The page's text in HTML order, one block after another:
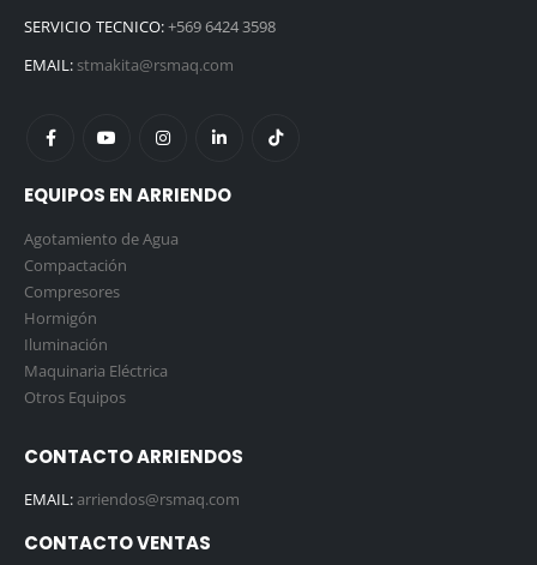
SERVICIO TECNICO:+569 6424 3598
EMAIL: stmakita@rsmaq.com
EQUIPOS EN ARRIENDO
Agotamiento de Agua
Compactación
Compresores
Hormigón
Iluminación
Maquinaria Eléctrica
Otros Equipos
CONTACTO ARRIENDOS
EMAIL:arriendos@rsmaq.com
CONTACTO VENTAS